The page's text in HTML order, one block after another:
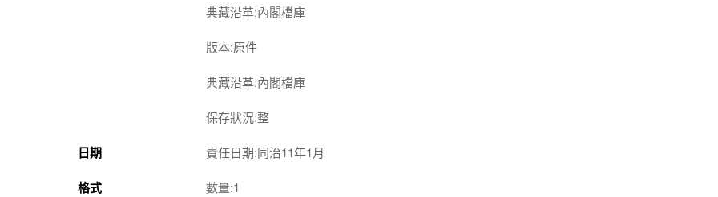
典藏沿革:內閣檔庫
版本:原件
典藏沿革:內閣檔庫
保存狀況:整
日期 責任日期:同治11年1月
格式 數量:1